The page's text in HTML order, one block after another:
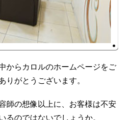
からカロルのホームページをご
りがとうございます。
師の想像以上に、お客様は不安
るのではないでしょうか。